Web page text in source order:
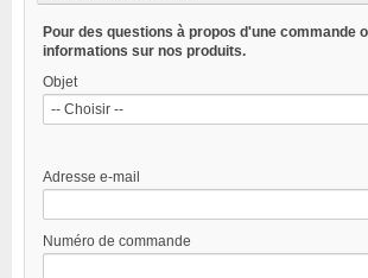
Pour des questions à propos d'une commande
informations sur nos produits.
Objet
-- Choisir --
Adresse e-mail
Numéro de commande